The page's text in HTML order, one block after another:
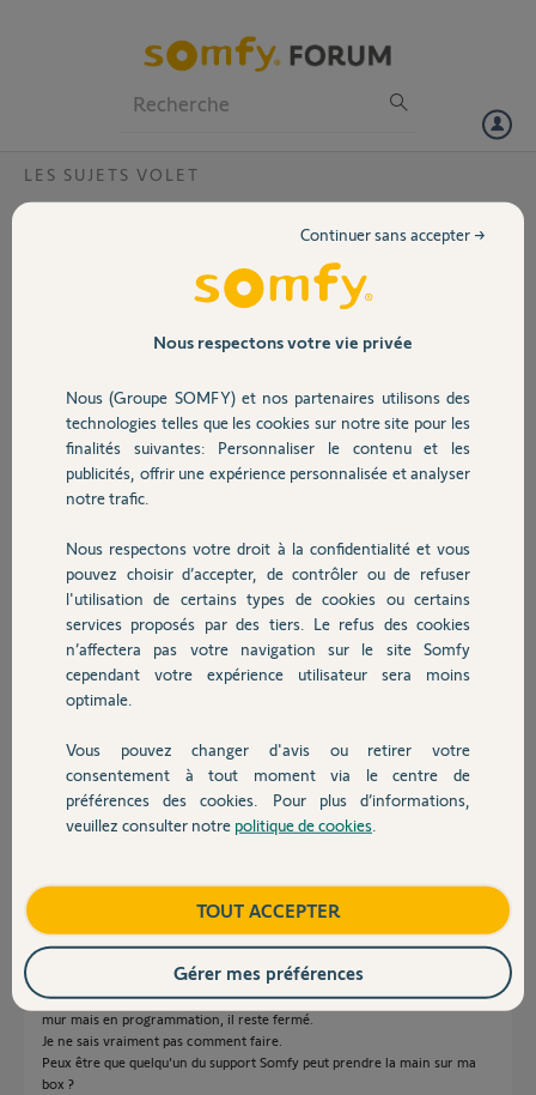
Volet
Sécurité
Domotique
Chauffage
Autres produits
Devis avec un pro
Contact
LES SUJETS VOLET
suite changement de moteur la persienne
J'arrive à l'ouvrir avec le bouton sur le mur, manuellement avec
l'application sur l'ordi mais l'ouverture automatique avec les autres
n'y a pas le petit trou pour réinitialiser. Comment faire svp ?
Merci,
Philippe
il y a plus d'un an
Réponses
Bonjour Philippe,
Si votre moteur a été remplacé il est normal que vous ne puissiez plus le
Il faut supprimer l'ancien et appairer le nouveau.
Bonne journée,
Vanessa F. il y a plus d'un an
Bonjour Vanessa,
J'ai suivi vos recommandation, j'ai réinitialiser ma box Tahoma, j'ai
supprimé l'ancien volet puis j'ai ajouter le nouveau.
Toujours pareil, cela fonctionne en Direct sur Tahoma, sur le bouton du
mur mais en programmation, il reste fermé.
Je ne sais vraiment pas comment faire.
Peux être que quelqu'un du support Somfy peut prendre la main sur ma
box ?
Nous respectons votre vie privée
Nous (Groupe SOMFY) et nos partenaires utilisons des
technologies telles que les cookies sur notre site pour les
finalités suivantes: Personnaliser le contenu et les
publicités, offrir une expérience personnalisée et analyser
notre trafic.
Nous respectons votre droit à la confidentialité et vous
pouvez choisir d’accepter, de contrôler ou de refuser
l'utilisation de certains types de cookies ou certains
services proposés par des tiers. Le refus des cookies
n’affectera pas votre navigation sur le site Somfy
cependant votre expérience utilisateur sera moins
optimale.
Vous pouvez changer d'avis ou retirer votre
consentement à tout moment via le centre de
préférences des cookies. Pour plus d’informations,
veuillez consulter notre politique de cookies
Continuer sans accepter →
TOUT ACCEPTER
Gérer mes préférences